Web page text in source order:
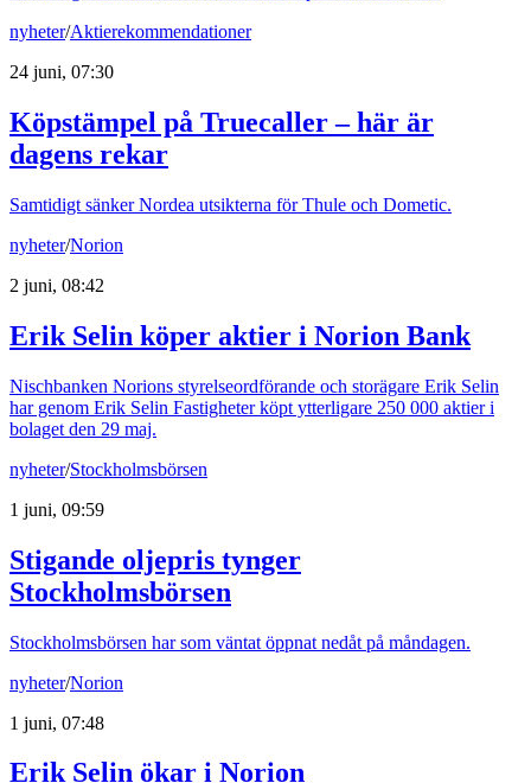
nyheter/Aktierekommendationer
24 juni, 07:30
Köpstämpel på Truecaller – här är
dagens rekar
Samtidigt sänker Nordea utsikterna för Thule och Dometic.
nyheter/Norion
2 juni, 08:42
Erik Selin köper aktier i Norion Bank
Nischbanken Norions styrelseordförande och storägare Erik Selin
har genom Erik Selin Fastigheter köpt ytterligare 250 000 aktier i
bolaget den 29 maj.
nyheter/Stockholmsbörsen
1 juni, 09:59
Stigande oljepris tynger
Stockholmsbörsen
Stockholmsbörsen har som väntat öppnat nedåt på måndagen.
nyheter/Norion
1 juni, 07:48
Erik Selin ökar i Norion